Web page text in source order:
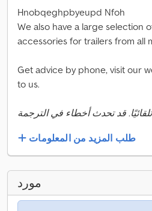
Hnobqeghpbyeupd Nfoh
We also have a large selection
accessories for trailers from all
Get advice by phone, visit our
to us.
طلب المزيد من المعلومات
مورد